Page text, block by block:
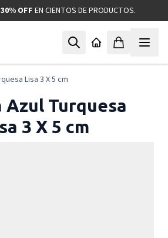
30% OFF EN CIENTOS DE PRODUCTOS.
Lisa 3 X 5 cm
Turquesa
3 X 5 cm